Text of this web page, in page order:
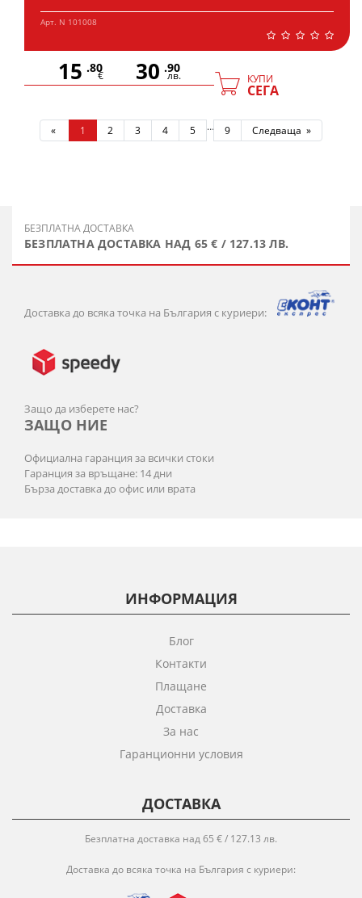
Арт. N 101008
15 .80
€ 30 .90
лв. КУПИ
СЕГА
« 1 2 3 4 5 … 9 Следваща »
БЕЗПЛАТНА ДОСТАВКА
БЕЗПЛАТНА ДОСТАВКА НАД 65 € / 127.13 ЛВ.
Доставка до всяка точка на България с куриери:
Защо да изберете нас?
ЗАЩО НИЕ
Официална гаранция за всички стоки
Гаранция за връщане: 14 дни
Бърза доставка до офис или врата
ИНФОРМАЦИЯ
Блог
Контакти
Плащане
Доставка
За нас
Гаранционни условия
ДОСТАВКА
Безплатна доставка над 65 € / 127.13 лв.
Доставка до всяка точка на България с куриери: